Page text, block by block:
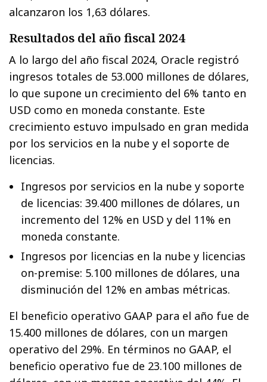
alcanzaron los 1,63 dólares.
Resultados del año fiscal 2024
A lo largo del año fiscal 2024, Oracle registró
ingresos totales de 53.000 millones de dólares,
lo que supone un crecimiento del 6% tanto en
USD como en moneda constante. Este
crecimiento estuvo impulsado en gran medida
por los servicios en la nube y el soporte de
licencias.
Ingresos por servicios en la nube y soporte
de licencias: 39.400 millones de dólares, un
incremento del 12% en USD y del 11% en
moneda constante.
Ingresos por licencias en la nube y licencias
on-premise: 5.100 millones de dólares, una
disminución del 12% en ambas métricas.
El beneficio operativo GAAP para el año fue de
15.400 millones de dólares, con un margen
operativo del 29%. En términos no GAAP, el
beneficio operativo fue de 23.100 millones de